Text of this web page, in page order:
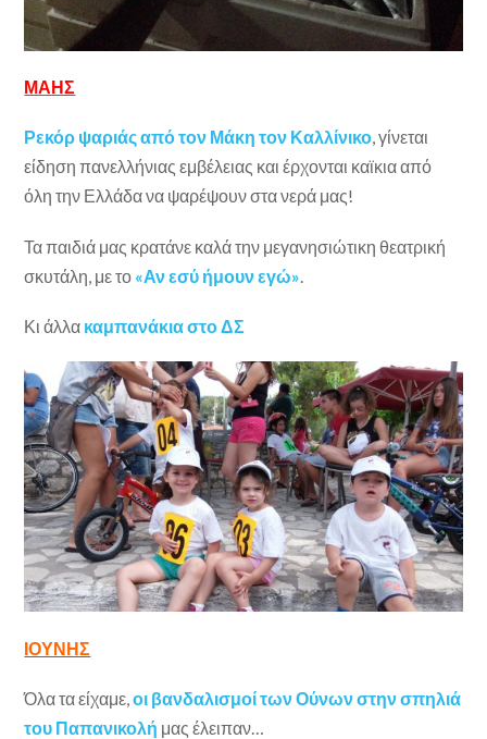
ΜΑΗΣ
Ρεκόρ ψαριάς από τον Μάκη τον Καλλίνικο, γίνεται
είδηση πανελλήνιας εμβέλειας και έρχονται καϊκια από
όλη την Ελλάδα να ψαρέψουν στα νερά μας!
Τα παιδιά μας κρατάνε καλά την μεγανησιώτικη θεατρική
σκυτάλη, με το «Αν εσύ ήμουν εγώ»
Κι άλλα καμπανάκια στο ΔΣ
ΙΟΥΝΗΣ
Όλα τα είχαμε,οι βανδαλισμοί των Ούνων στην σπηλιά
του Παπανικολή μας έλειπαν…